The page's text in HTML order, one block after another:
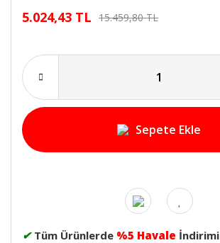
5.024,43 TL 15.459,80 TL
Sepete Ekle
✔ Tüm Ürünlerde %5 Havale İndirimi